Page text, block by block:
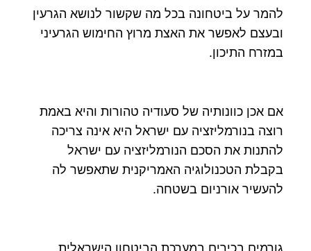
להמר על ביטחונה בכל מה שקשור לנושא הגרעין
ובעצם לאפשר את האצת מרוץ החימוש הגרעיני
במזרח התיכון.
אם אכן כוונותיה של סעודיה טהורות והיא באמת
רוצה בנורמליזציה עם ישראל היא אינה צריכה
להתנות את הסכם הנורמליזציה עם ישראל
בקבלת הטכנולוגיה האמריקנית שתאפשר לה
להעשיר אורניום בשטחה.
גורמים בכירים במערכת הביטחון הישראלית